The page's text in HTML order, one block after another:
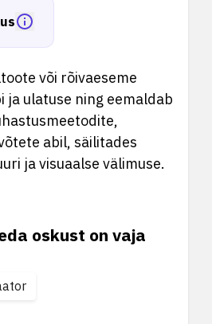
või rõivaeseme
ja ulatuse ning eemaldab
abil, säilitades
ja visuaalse välimuse.
oskust on vaja